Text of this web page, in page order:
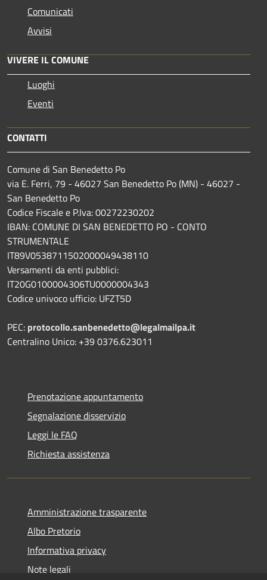
Comunicati
Avvisi
VIVERE IL COMUNE
Luoghi
Eventi
CONTATTI
Comune di San Benedetto Po
via E. Ferri, 79 - 46027 San Benedetto Po (MN) - 46027 -
San Benedetto Po
Codice Fiscale e P.Iva: 00272230202
IBAN: COMUNE DI SAN BENEDETTO PO - CONTO
STRUMENTALE
IT89V0538711502000049438110
Versamenti da enti pubblici:
IT20G0100004306TU0000004343
Codice univoco ufficio: UFZT5D
PEC: protocollo.sanbenedetto@legalmailpa.it
Centralino Unico: +39 0376.623011
Prenotazione appuntamento
Segnalazione disservizio
Leggi le FAQ
Richiesta assistenza
Amministrazione trasparente
Albo Pretorio
Informativa privacy
Note legali